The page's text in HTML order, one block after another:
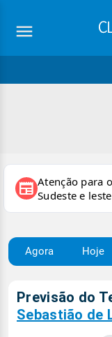
newspaper Atenção para
Sudeste e
Agora Hoje
Previsão do
Sebastião de